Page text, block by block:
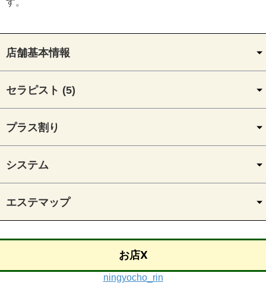
す。
店舗基本情報
セラピスト (5)
プラス割り
システム
エステマップ
お店X
ningyocho_rin